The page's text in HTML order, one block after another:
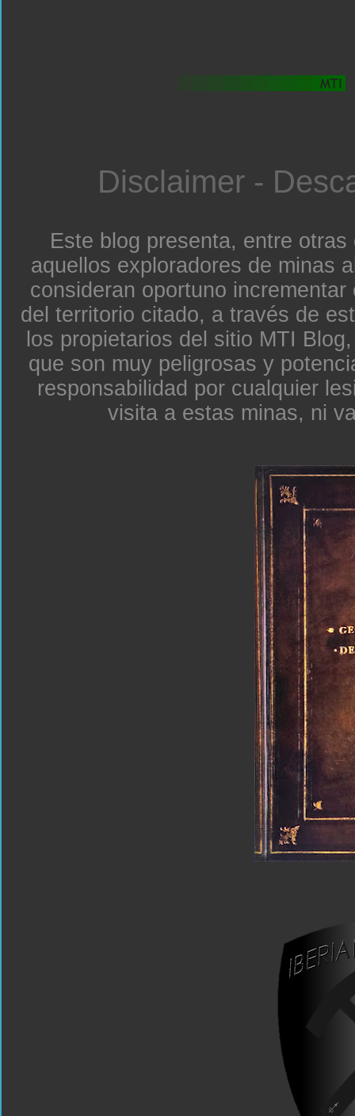
Disclaimer -
Este blog presenta, entre
aquellos exploradores de minas
consideran oportuno
del territorio citado, a través de
los propietarios del sitio MTI
que son muy peligrosas y
responsabilidad por cualquier
visita a estas minas, ni